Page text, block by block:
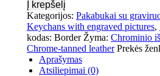
Į krepšelį
Kategorijos: Pakabukai su
Keychans with engraved pictures,
kodas: Border Žyma: Chrominio
Chrome-tanned leather Prekės
Aprašymas
Atsiliepimai (0)